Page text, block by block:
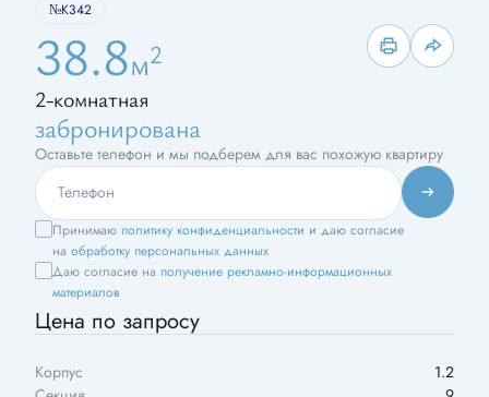
№К342
38.8м2
2-комнатная
забронирована
Оставьте телефон и мы подберем для вас похожую квартиру
Принимаю политику конфиденциальности и даю согласие
на обработку персональных данных
Даю согласие на получение рекламно-информационных
материалов
Цена по запросу
Корпус
1.2